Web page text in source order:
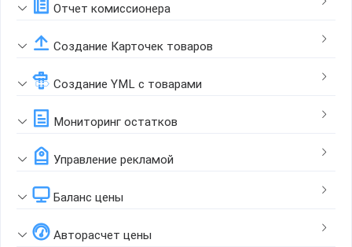
Отчет комиссионера
Создание Карточек товаров
Создание YML с товарами
Мониторинг остатков
Управление рекламой
Баланс цены
Авторасчет цены